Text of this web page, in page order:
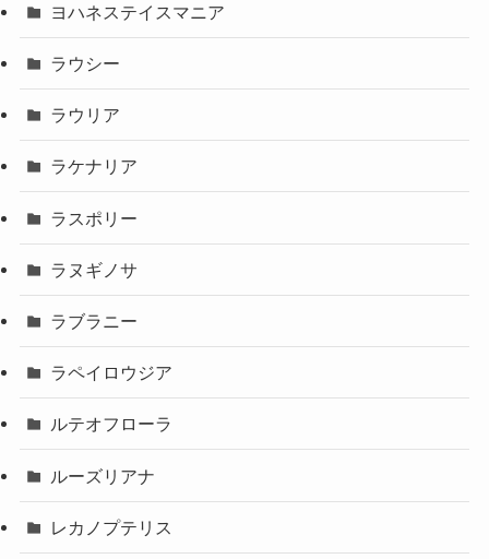
ヨハネステイスマニア
ラウシー
ラウリア
ラケナリア
ラスポリー
ラヌギノサ
ラブラニー
ラペイロウジア
ルテオフローラ
ルーズリアナ
レカノプテリス